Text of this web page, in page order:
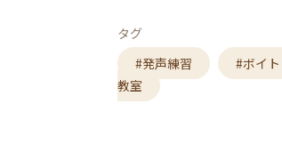
タグ
#発声練習
#ボイ
教室